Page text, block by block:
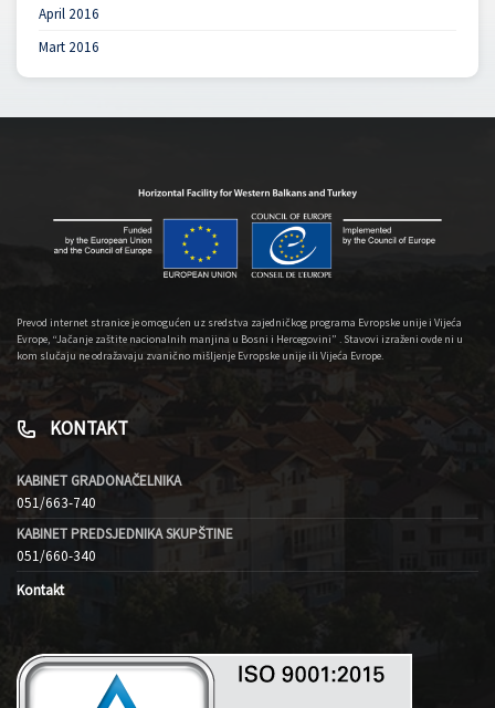
April 2016
Mart 2016
Prevod internet stranice je omogućen uz sredstva zajedničkog programa Evropske unije i Vijeća
Evrope, “Jačanje zaštite nacionalnih manjina u Bosni i Hercegovini” . Stavovi izraženi ovde ni u
kom slučaju ne odražavaju zvanično mišljenje Evropske unije ili Vijeća Evrope.
KONTAKT
KABINET GRADONAČELNIKA
051/663-740
KABINET PREDSJEDNIKA SKUPŠTINE
051/660-340
Kontakt